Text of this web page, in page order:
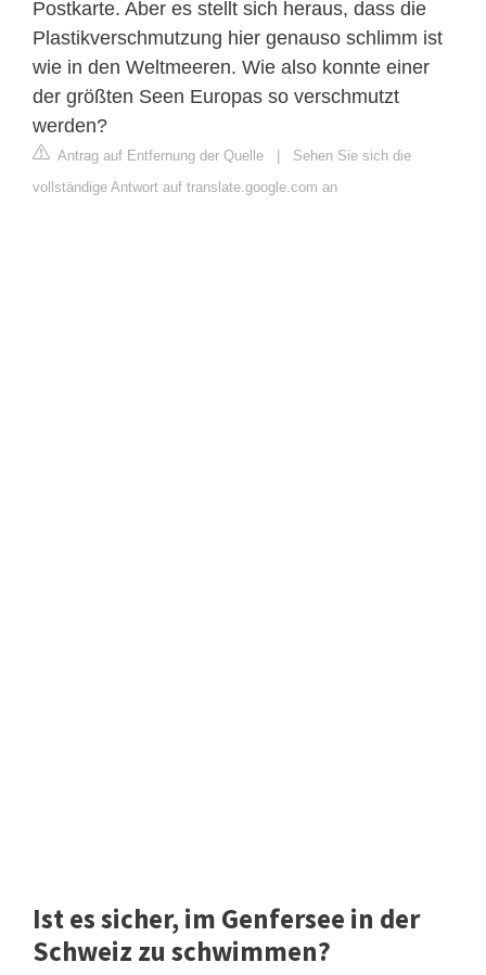
Postkarte. Aber es stellt sich heraus, dass die
Plastikverschmutzung hier genauso schlimm ist
wie in den Weltmeeren. Wie also konnte einer
der größten Seen Europas so verschmutzt
werden?
Antrag auf Entfernung der Quelle | Sehen Sie sich die
vollständige Antwort auf translate.google.com an
Ist es sicher, im Genfersee in der
Schweiz zu schwimmen?